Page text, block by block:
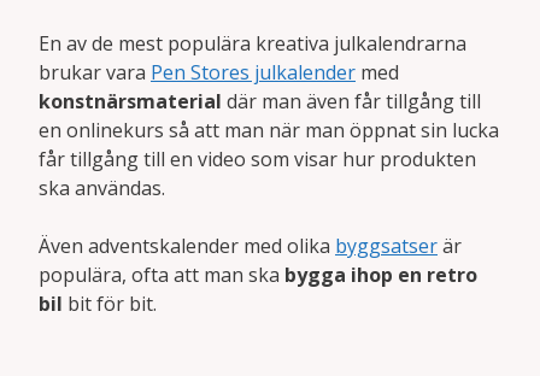
En av de mest populära kreativa julkalendrarna
brukar vara Pen Stores julkalender med
konstnärsmaterial där man även får tillgång till
en onlinekurs så att man när man öppnat sin lucka
får tillgång till en video som visar hur produkten
ska användas.
Även adventskalender med olika byggsatserär
populära, ofta att man ska bygga ihop en retro
bil bit för bit.